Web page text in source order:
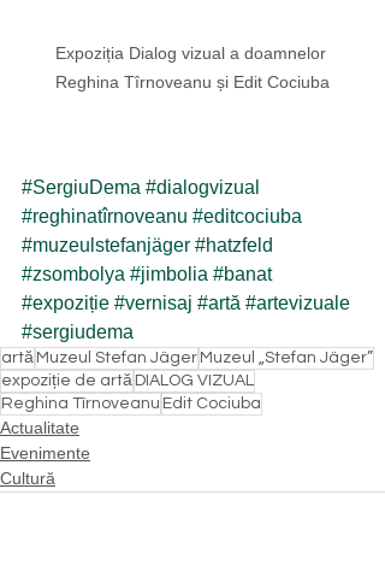
Expoziția Dialog vizual a doamnelor
Reghina Tîrnoveanu și Edit Cociuba
#SergiuDema #dialogvizual
#reghinatîrnoveanu #editcociuba
#muzeulstefanjäger #hatzfeld
#zsombolya #jimbolia #banat
#expoziție #vernisaj #artă #artevizuale
#sergiudema
artă Muzeul Stefan Jäger Muzeul „Stefan Jäger”
expoziție de artă DIALOG VIZUAL
Reghina Tîrnoveanu Edit Cociuba
Actualitate
Evenimente
Cultură